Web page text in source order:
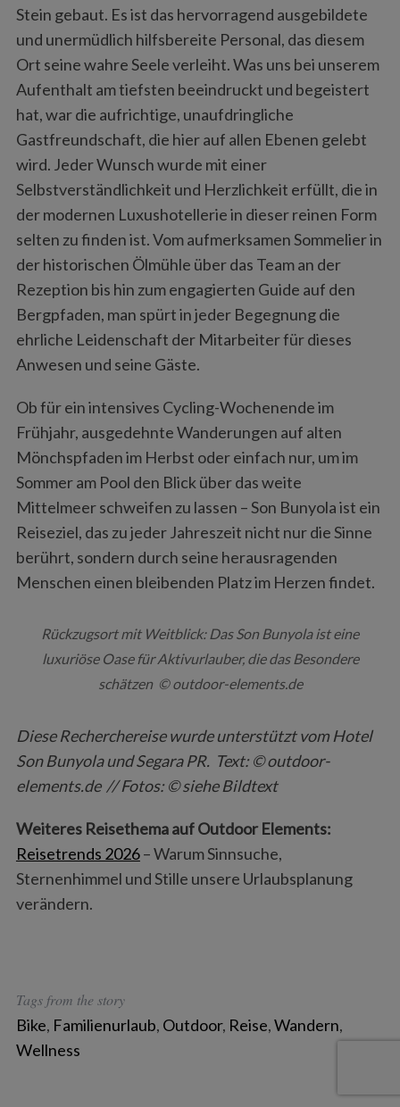
Stein gebaut. Es ist das hervorragend ausgebildete
und unermüdlich hilfsbereite Personal, das diesem
Ort seine wahre Seele verleiht. Was uns bei unserem
Aufenthalt am tiefsten beeindruckt und begeistert
hat, war die aufrichtige, unaufdringliche
Gastfreundschaft, die hier auf allen Ebenen gelebt
wird. Jeder Wunsch wurde mit einer
Selbstverständlichkeit und Herzlichkeit erfüllt, die in
der modernen Luxushotellerie in dieser reinen Form
selten zu finden ist. Vom aufmerksamen Sommelier in
der historischen Ölmühle über das Team an der
Rezeption bis hin zum engagierten Guide auf den
Bergpfaden, man spürt in jeder Begegnung die
ehrliche Leidenschaft der Mitarbeiter für dieses
Anwesen und seine Gäste.
Ob für ein intensives Cycling-Wochenende im
Frühjahr, ausgedehnte Wanderungen auf alten
Mönchspfaden im Herbst oder einfach nur, um im
Sommer am Pool den Blick über das weite
Mittelmeer schweifen zu lassen – Son Bunyola ist ein
Reiseziel, das zu jeder Jahreszeit nicht nur die Sinne
berührt, sondern durch seine herausragenden
Menschen einen bleibenden Platz im Herzen findet.
Rückzugsort mit Weitblick: Das Son Bunyola ist eine
luxuriöse Oase für Aktivurlauber, die das Besondere
schätzen © outdoor-elements.de
Diese Recherchereise wurde unterstützt vom Hotel
Son Bunyola und Segara PR. Text: © outdoor-
elements.de // Fotos: © siehe Bildtext
Weiteres Reisethema auf Outdoor Elements:
Reisetrends 2026– Warum Sinnsuche,
Sternenhimmel und Stille unsere Urlaubsplanung
verändern.
Tags from the story
Bike, Familienurlaub, Outdoor, Reise,Wandern,
Wellness